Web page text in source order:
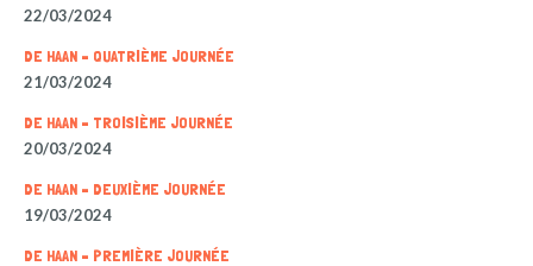
22/03/2024
DE HAAN – QUATRIÈME JOURNÉE
21/03/2024
DE HAAN – TROISIÈME JOURNÉE
20/03/2024
DE HAAN – DEUXIÈME JOURNÉE
19/03/2024
DE HAAN – PREMIÈRE JOURNÉE